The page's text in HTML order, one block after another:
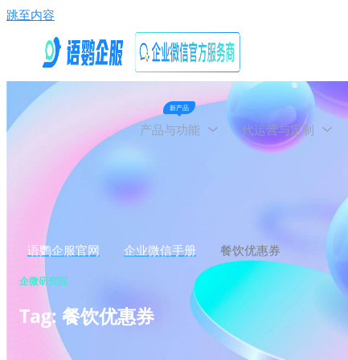
跳至内容
新产品
产品与功能 代运营与定制
语鹦企服官网 企业微信手册 餐饮优惠券
企微研究院
Tag: 餐饮优惠券